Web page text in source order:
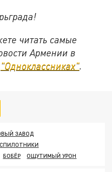
читать самые
Армении в
"Одноклассниках".
ЗАВОД
БОБЁР ОЩУТИМЫЙ УРОН